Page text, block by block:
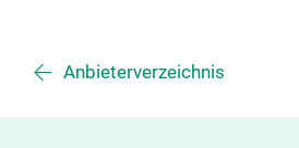
Anbieterverzeichnis